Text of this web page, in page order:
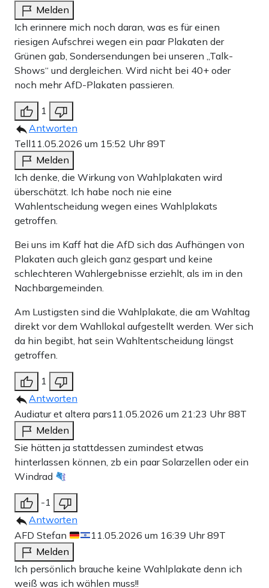
Melden
Ich erinnere mich noch daran, was es für einen
riesigen Aufschrei wegen ein paar Plakaten der
Grünen gab, Sondersendungen bei unseren „Talk-
Shows“ und dergleichen. Wird nicht bei 40+ oder
noch mehr AfD-Plakaten passieren.
1
Antworten
Tell11.05.2026 um 15:52 Uhr89T
Melden
Ich denke, die Wirkung von Wahlplakaten wird
überschätzt. Ich habe noch nie eine
Wahlentscheidung wegen eines Wahlplakats
getroffen.
Bei uns im Kaff hat die AfD sich das Aufhängen von
Plakaten auch gleich ganz gespart und keine
schlechteren Wahlergebnisse erziehlt, als im in den
Nachbargemeinden.
Am Lustigsten sind die Wahlplakate, die am Wahltag
direkt vor dem Wahllokal aufgestellt werden. Wer sich
da hin begibt, hat sein Wahltentscheidung längst
getroffen.
1
Antworten
Audiatur et altera pars11.05.2026 um 21:23 Uhr88T
Melden
Sie hätten ja stattdessen zumindest etwas
hinterlassen können, zb ein paar Solarzellen oder ein
Windrad
-1
Antworten
AFD Stefan
11.05.2026 um 16:39 Uhr89T
Melden
Ich persönlich brauche keine Wahlplakate denn ich
weiß was ich wählen muss!!